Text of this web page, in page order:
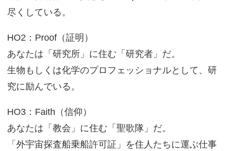
尽くしている。
HO2：Proof（証明）
あなたは「研究所」に住む「研究者」だ。
生物もしくは化学のプロフェッショナルとして、研
究に励んでいる。
HO3：Faith（信仰）
あなたは「教会」に住む「聖歌隊」だ。
「外宇宙探査船乗船許可証」を住人たちに運ぶ仕事